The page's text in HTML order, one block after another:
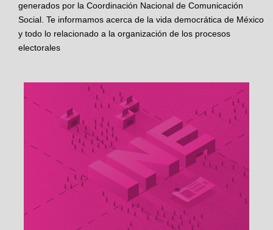
generados por la Coordinación Nacional de Comunicación
Social. Te informamos acerca de la vida democrática de México
y todo lo relacionado a la organización de los procesos
electorales